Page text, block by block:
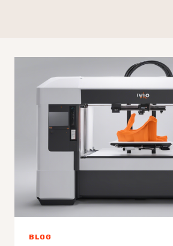
BLOG